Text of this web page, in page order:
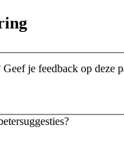
je feedback op deze